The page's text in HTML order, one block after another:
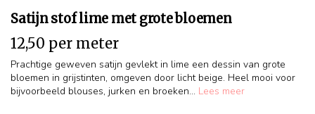
Satijn stof lime met grote bloemen
12,50 per meter
Prachtige geweven satijn gevlekt in lime een dessin van grote
bloemen in grijstinten, omgeven door licht beige. Heel mooi voor
bijvoorbeeld blouses, jurken en broeken... Lees meer